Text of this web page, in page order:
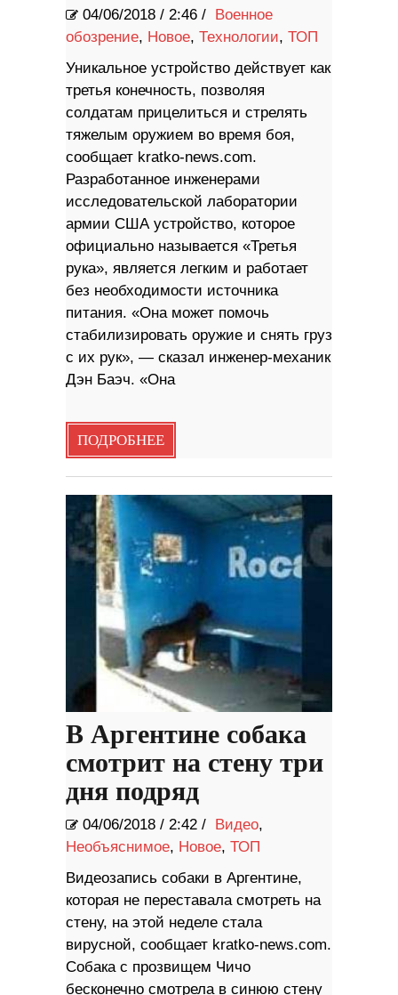
04/06/2018 / 2:46 /
Военное
обозрение, Новое, Технологии, ТОП
Уникальное устройство действует как
третья конечность, позволяя
солдатам прицелиться и стрелять
тяжелым оружием во время боя,
сообщает kratko-news.com.
Разработанное инженерами
исследовательской лаборатории
армии США устройство, которое
официально называется «Третья
рука», является легким и работает
без необходимости источника
питания. «Она может помочь
стабилизировать оружие и снять груз
с их рук», — сказал инженер-механик
Дэн Баэч. «Она
ПОДРОБНЕЕ
В Аргентине собака
смотрит на стену три
дня подряд
04/06/2018 / 2:42 / Видео,
Необъяснимое, Новое, ТОП
Видеозапись собаки в Аргентине,
которая не переставала смотреть на
стену, на этой неделе стала
вирусной, сообщает kratko-news.com.
Собака с прозвищем Чичо
бесконечно смотрела в синюю стену